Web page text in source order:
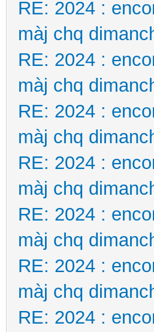
RE: 2024 :
màj chq
RE: 2024 :
màj chq
RE: 2024 :
màj chq
RE: 2024 :
màj chq
RE: 2024 :
màj chq
RE: 2024 :
màj chq
RE: 2024 :